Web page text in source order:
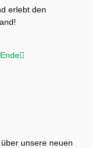
erlebt den
unsere neuen